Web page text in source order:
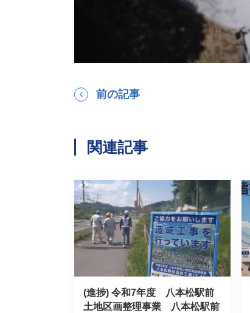
前の記事
関連記事
(進捗) 令和7年度 八本松駅前
土地区画整理事業 八本松駅前